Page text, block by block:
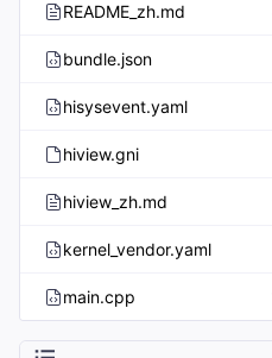
README_zh.md
bundle.json
hisysevent.yaml
hiview.gni
hiview_zh.md
kernel_vendor.yaml
main.cpp